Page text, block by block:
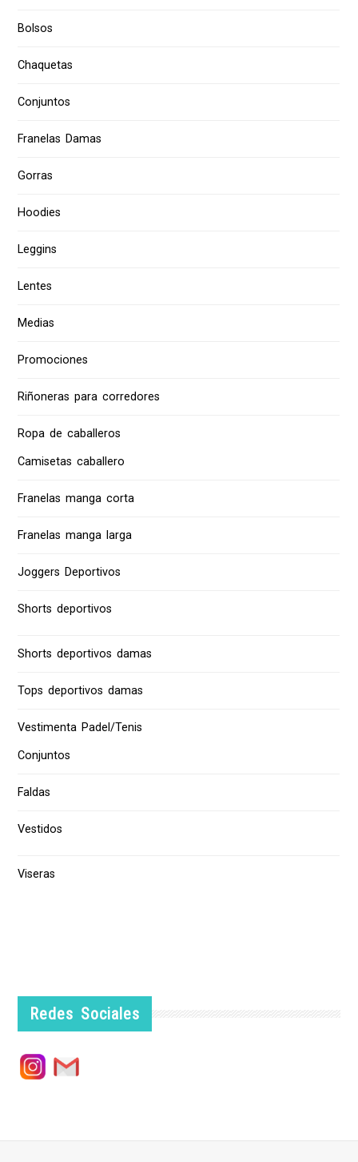
Bolsos
Chaquetas
Conjuntos
Franelas Damas
Gorras
Hoodies
Leggins
Lentes
Medias
Promociones
Riñoneras para corredores
Ropa de caballeros
Camisetas caballero
Franelas manga corta
Franelas manga larga
Joggers Deportivos
Shorts deportivos
Shorts deportivos damas
Tops deportivos damas
Vestimenta Padel/Tenis
Conjuntos
Faldas
Vestidos
Viseras
Redes Sociales